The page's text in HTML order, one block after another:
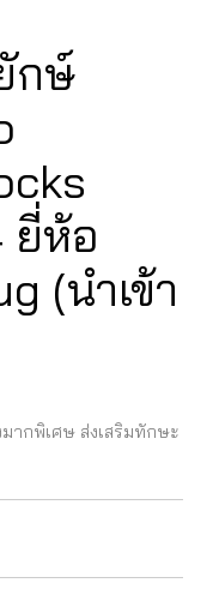
กษ์
ยี่ห้อ
(นำเข้า
ากพิเศษ ส่งเสริมทักษะ